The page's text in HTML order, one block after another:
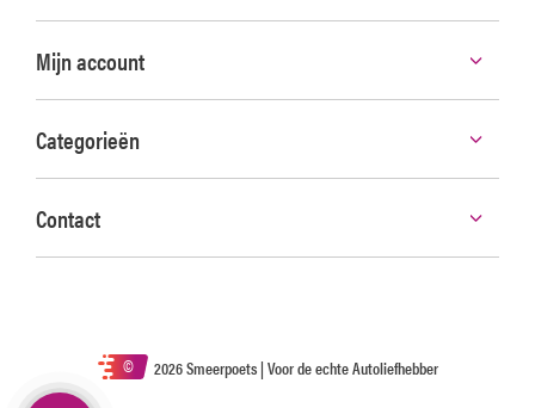
Mijn account
Categorieën
Contact
© 2026 Smeerpoets | Voor de echte Autoliefhebber